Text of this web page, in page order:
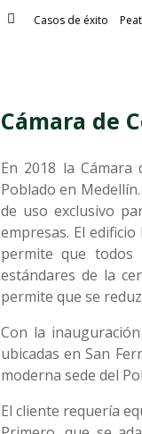
Casos de éxito
Cámara de
En 2018 la
Poblado en
de uso exclusivo
empresas. El
permite que todos
estándares de la
permite que se
Con la
ubicadas en San
moderna sede del
El cliente requería